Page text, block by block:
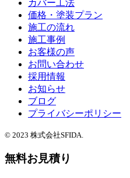
カバー工法
価格・塗装プラン
施工の流れ
施工事例
お客様の声
お問い合わせ
採用情報
お知らせ
ブログ
プライバシーポリシー
© 2023 株式会社SFIDA.
無料お見積り